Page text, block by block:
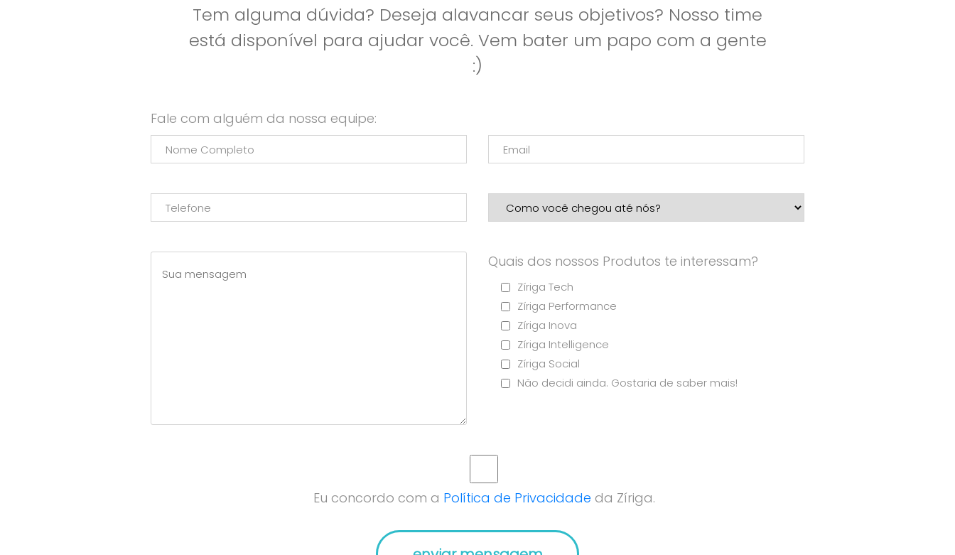
Tem alguma dúvida? Deseja alavancar seus objetivos? Nosso time
está disponível para ajudar você. Vem bater um papo com a gente
:)
Fale com alguém da nossa equipe:
Quais dos nossos Produtos te interessam?
Zíriga Tech
Zíriga Performance
Zíriga Inova
Zíriga Intelligence
Zíriga Social
Não decidi ainda. Gostaria de saber mais!
Eu concordo com a Política de Privacidade da Zíriga.